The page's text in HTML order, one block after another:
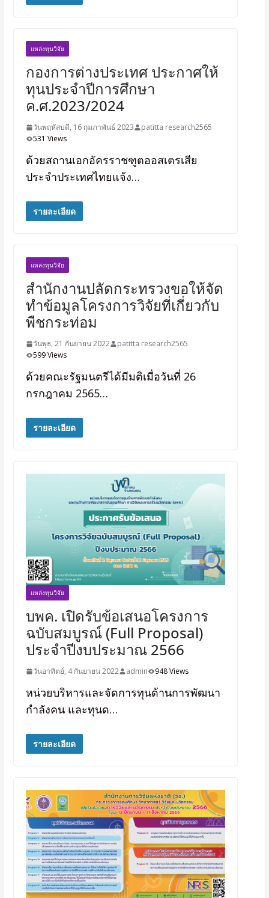
แหล่งทุนวิจัย
กองการต่างประเทศ ประกาศให้
ทุนประจำปีการศึกษา
ค.ศ.2023/2024
วันพฤหัสบดี, 16 กุมภาพันธ์ 2023
patitta research2565
531 Views
ด้วยสถานเอกอัครราชฑูตออสเตรเสีย
ประจำประเทศไทยแจ้ง…
รายละเอียด
แหล่งทุนวิจัย
สำนักงานปลัดกระทรวงขอให้จัด
ทำข้อมูลโครงการวิจัยที่เกี่ยวกับ
พืชกระท่อม
วันพุธ, 21 กันยายน 2022
patitta research2565
599 Views
ด้วยคณะรัฐมนตรีได้มีมติเมื่อวันที่ 26
กรกฎาคม 2565…
รายละเอียด
แหล่งทุนวิจัย
บพค. เปิดรับข้อเสนอโครงการ
ฉบับสมบูรณ์ (Full Proposal)
ประจำปีงบประมาณ 2566
วันอาทิตย์, 4 กันยายน 2022 admin 948 Views
หน่วยบริหารและจัดการทุนด้านการพัฒนา
กำลังคน และทุนด…
รายละเอียด